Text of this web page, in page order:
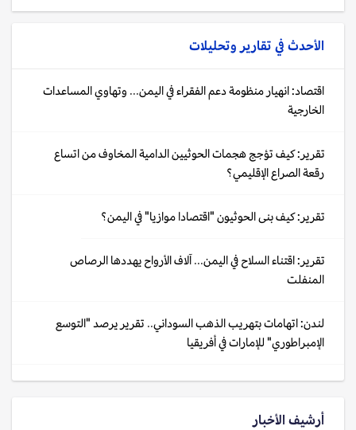
الأحدث في تقارير وتحليلات
اقتصاد: انهيار منظومة دعم الفقراء في اليمن... وتهاوي المساعدات
الخارجية
تقرير: كيف تؤجج هجمات الحوثيين الدامية المخاوف من اتساع
رقعة الصراع الإقليمي؟
تقرير: كيف بنى الحوثيون "اقتصادا موازيا" في اليمن؟
تقرير: اقتناء السلاح في اليمن... آلاف الأرواح يهددها الرصاص
المنفلت
لندن: اتهامات بتهريب الذهب السوداني.. تقرير يرصد "التوسع
الإمبراطوري" للإمارات في أفريقيا
أرشيف الأخبار